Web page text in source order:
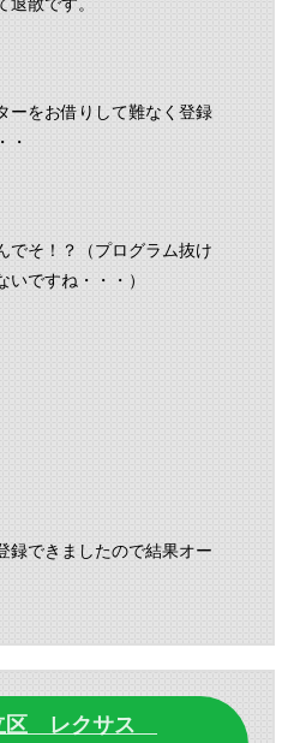
ーをお借りして難なく登録
・
でそ！？（プログラム抜け
いですね・・・）
録できましたので結果オー
区 レクサス